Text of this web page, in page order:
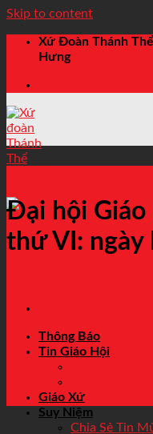
Skip to content
Xứ Đoàn Thánh
Hưng
Thông Báo
Tin Giáo Hội
Giáo Xứ
Suy Niệm
Chia Sẻ Tin
Đại hội Giáo
thứ VI: ngày